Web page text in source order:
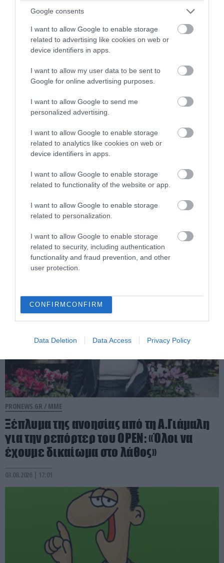
Google consents
I want to allow Google to enable storage
related to advertising like cookies on web or
device identifiers in apps.
I want to allow my user data to be sent to
Google for online advertising purposes.
I want to allow Google to send me
personalized advertising.
I want to allow Google to enable storage
related to analytics like cookies on web or
device identifiers in apps.
I want to allow Google to enable storage
related to functionality of the website or app.
I want to allow Google to enable storage
related to personalization.
I want to allow Google to enable storage
related to security, including authentication
functionality and fraud prevention, and other
user protection.
CONFIRM CONFIRM
Data Deletion Data Access Privacy Policy
δημοσιογράφο του OPEN που γέλασε στη
φωτιά
04.08.2026 | 11:12
O διευθυντής του OPEN προσπαθεί να τα
«μαζέψει» για τη δημοσιογράφο που
γέλασε σε ρεπορτάζ για τις φωτιές
PRONEWS.GR / ΜΜΕ
Ξέπλυμα της ανοησίας από τη Α.Γιάμαλη
για την ρεπόρτερ του ΟΡΕΝ: «Όλοι να
έχουμε δικαίωμα στο λάθος»
03.08.2026 | 17:01